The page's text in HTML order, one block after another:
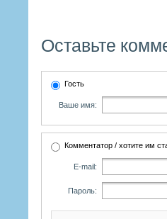
Оставьте
Гость
Ваше имя:
Комментатор / хотите им
E-mail:
Пароль: